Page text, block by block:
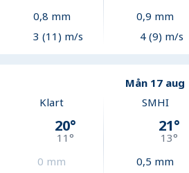
0,8 mm
3 (11) m/s
0,9 mm
4 (9) m/s
Mån 17 aug
Klart
20°
11°
0 mm
SMHI
21°
13°
0,5 mm